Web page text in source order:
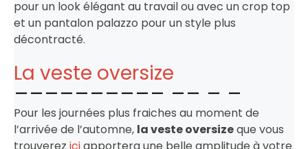
pour un look élégant au travail ou avec un crop top
et un pantalon palazzo pour un style plus
décontracté.
La veste oversize
Pour les journées plus fraiches au moment de
l’arrivée de l’automne, la veste oversizeque vous